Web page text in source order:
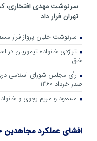
سرنوشت مهدی افتخاری،
تهران فرار داد
سرنوشت خلبان پرواز فرار
تراژدی خانواده تیموریان در
خلق
رأی مجلس شورای اسلامی
صدر خرداد 1360
مسعود و مریم رجوی و
افشای عملکرد مجاهدین